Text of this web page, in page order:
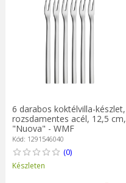
6 darabos koktélvilla-készlet,
rozsdamentes acél, 12,5 cm,
"Nuova" - WMF
Kód: 1291546040
(0)
Készleten